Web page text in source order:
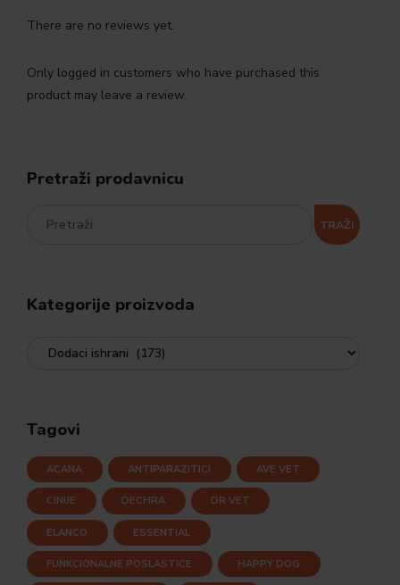
There are no reviews yet.
Only logged in customers who have purchased this
product may leave a review.
Pretraži prodavnicu
TRAŽI
Kategorije proizvoda
Tagovi
ACANA ANTIPARAZITICI AVE VET
CINIJE DECHRA DR VET
ELANCO ESSENTIAL
FUNKCIONALNE POSLASTICE HAPPY DOG